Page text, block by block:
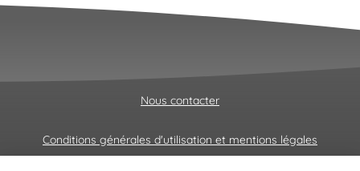
Nous contacter
Conditions générales d'utilisation et mentions légales